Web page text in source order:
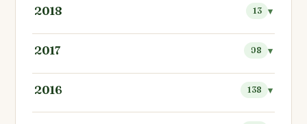
2018 13
2017 98
2016 138